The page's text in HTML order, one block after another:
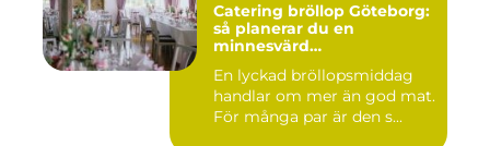
Catering bröllop Göteborg:
så planerar du en
minnesvärd
En lyckad bröllopsmiddag
handlar om mer än god mat.
För många par är den s...